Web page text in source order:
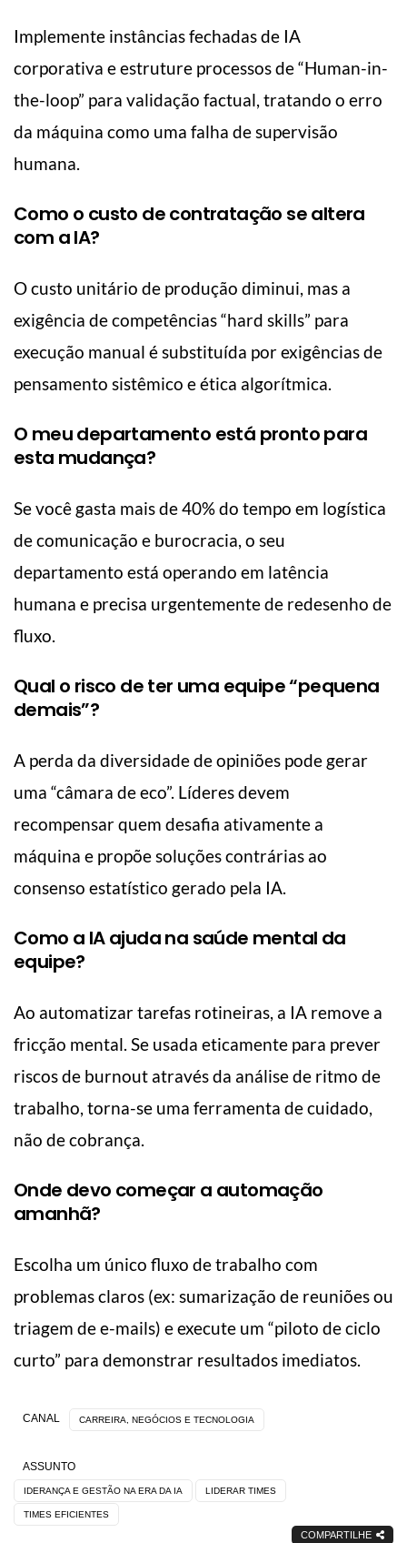
Implemente instâncias fechadas de IA
corporativa e estruture processos de “Human-in-
the-loop” para validação factual, tratando o erro
da máquina como uma falha de supervisão
humana.
Como o custo de contratação se altera
com a IA?
O custo unitário de produção diminui, mas a
exigência de competências “hard skills” para
execução manual é substituída por exigências de
pensamento sistêmico e ética algorítmica.
O meu departamento está pronto para
esta mudança?
Se você gasta mais de 40% do tempo em logística
de comunicação e burocracia, o seu
departamento está operando em latência
humana e precisa urgentemente de redesenho de
fluxo.
Qual o risco de ter uma equipe “pequena
demais”?
A perda da diversidade de opiniões pode gerar
uma “câmara de eco”. Líderes devem
recompensar quem desafia ativamente a
máquina e propõe soluções contrárias ao
consenso estatístico gerado pela IA.
Como a IA ajuda na saúde mental da
equipe?
Ao automatizar tarefas rotineiras, a IA remove a
fricção mental. Se usada eticamente para prever
riscos de burnout através da análise de ritmo de
trabalho, torna-se uma ferramenta de cuidado,
não de cobrança.
Onde devo começar a automação
amanhã?
Escolha um único fluxo de trabalho com
problemas claros (ex: sumarização de reuniões ou
triagem de e-mails) e execute um “piloto de ciclo
curto” para demonstrar resultados imediatos.
CANAL CARREIRA, NEGÓCIOS E TECNOLOGIA
ASSUNTO
IDERANÇA E GESTÃO NA ERA DA IA LIDERAR TIMES
TIMES EFICIENTES
COMPARTILHE